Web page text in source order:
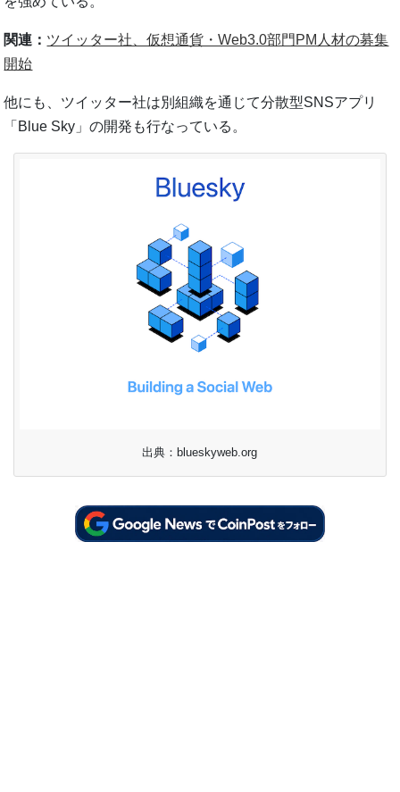
関連： ツイッター社、仮想通貨・Web3.0部門PM人材の募集
開始
他にも、ツイッター社は別組織を通じて分散型SNSアプリ
「Blue Sky」の開発も行なっている。
出典：blueskyweb.org